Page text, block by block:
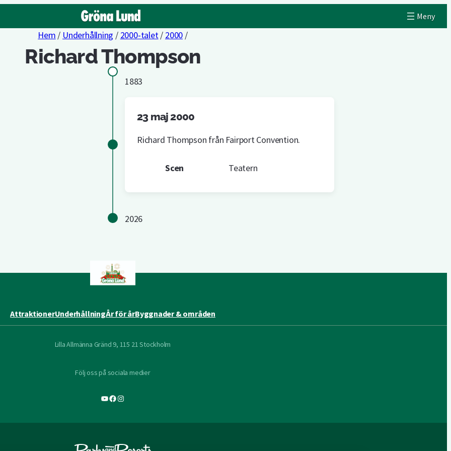
Hem / Underhållning / 2000-talet/ 2000 /
Richard Thompson
1883
23 maj 2000
Richard Thompson från Fairport Convention.
Scen Teatern
2026
AttraktionerUnderhållningÅr för årByggnader & områden
Lilla Allmänna Gränd 9, 115 21 Stockholm
Följ oss på sociala medier
YouTube
Facebook
Instagram